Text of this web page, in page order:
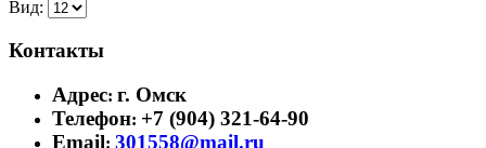
Вид:
Контакты
Адрес: г. Омск
Телефон: +7 (904) 321-64-90
Email: 301558@mail.ru